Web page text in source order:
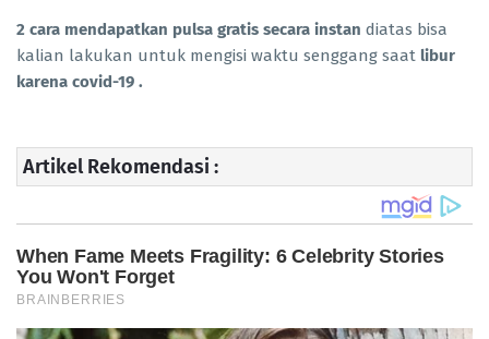
2 cara mendapatkan pulsa gratis secara instan diatas bisa
kalian lakukan untuk mengisi waktu senggang saat libur
karena covid-19 .
Artikel Rekomendasi :